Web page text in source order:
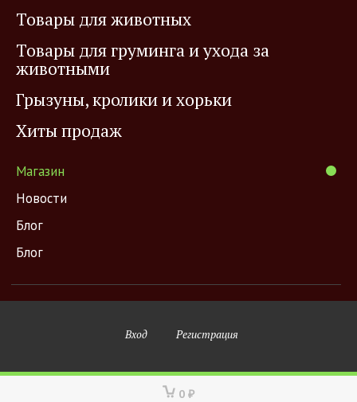
Товары для животных
Товары для груминга и ухода за
животными
Грызуны, кролики и хорьки
Хиты продаж
Магазин
Новости
Блог
Блог
Вход Регистрация
0 ₽